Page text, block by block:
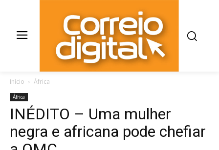
Início África
África
INÉDITO – Uma mulher
negra e africana pode chefiar